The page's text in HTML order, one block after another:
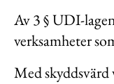
Av 3 § UDI-
verksamheter
Med skyddsvärd